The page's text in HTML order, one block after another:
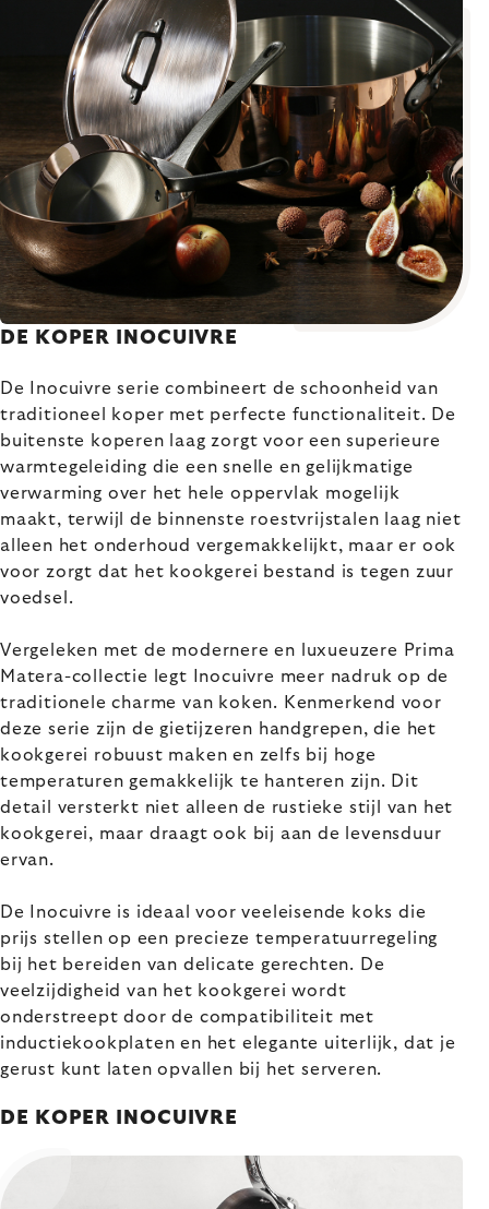
DE KOPER INOCUIVRE
De Inocuivre serie combineert de schoonheid van
traditioneel koper met perfecte functionaliteit. De
buitenste koperen laag zorgt voor een superieure
warmtegeleiding die een snelle en gelijkmatige
verwarming over het hele oppervlak mogelijk
maakt, terwijl de binnenste roestvrijstalen laag niet
alleen het onderhoud vergemakkelijkt, maar er ook
voor zorgt dat het kookgerei bestand is tegen zuur
voedsel.
Vergeleken met de modernere en luxueuzere Prima
Matera-collectie legt Inocuivre meer nadruk op de
traditionele charme van koken. Kenmerkend voor
deze serie zijn de gietijzeren handgrepen, die het
kookgerei robuust maken en zelfs bij hoge
temperaturen gemakkelijk te hanteren zijn. Dit
detail versterkt niet alleen de rustieke stijl van het
kookgerei, maar draagt ook bij aan de levensduur
ervan.
De Inocuivre is ideaal voor veeleisende koks die
prijs stellen op een precieze temperatuurregeling
bij het bereiden van delicate gerechten. De
veelzijdigheid van het kookgerei wordt
onderstreept door de compatibiliteit met
inductiekookplaten en het elegante uiterlijk, dat je
gerust kunt laten opvallen bij het serveren.
DE KOPER INOCUIVRE